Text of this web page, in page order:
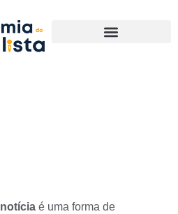
é uma forma de